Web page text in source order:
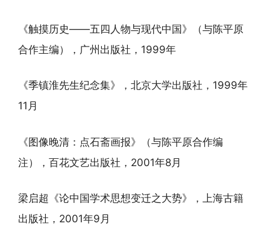
《触摸历史——五四人物与现代中国》（与陈平原
合作主编），广州出版社，1999年
《季镇淮先生纪念集》，北京大学出版社，1999年
11月
《图像晚清：点石斋画报》（与陈平原合作编
注），百花文艺出版社，2001年8月
梁启超《论中国学术思想变迁之大势》，上海古籍
出版社，2001年9月